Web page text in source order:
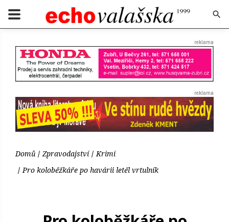
Domů Zpravodajství
Krimi
Pro koloběžkáře po havárii letěl vrtulník